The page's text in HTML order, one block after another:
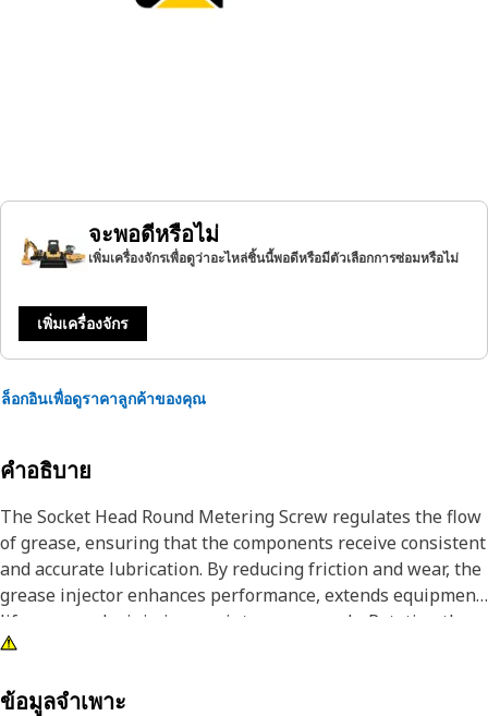
จะพอดีหรือไม่
เพิ่มเครื่องจักรเพื่อดูว่าอะไหล่ชิ้นนี้พอดีหรือมีตัวเลือกการซ่อมหรือไม่
เพิ่มเครื่องจักร
ล็อกอินเพื่อดูราคาลูกค้าของคุณ
คำอธิบาย
The Socket Head Round Metering Screw regulates the flow
of grease, ensuring that the components receive consistent
and accurate lubrication. By reducing friction and wear, the
grease injector enhances performance, extends equipment
lifespan, and minimizes maintenance needs. Rotating the
screw alters the opening through which grease flows.
Attributes:
ข้อมูลจำเพาะ